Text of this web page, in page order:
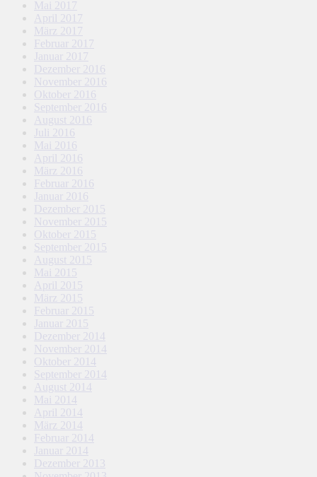
Mai 2017
April 2017
März 2017
Februar 2017
Januar 2017
Dezember 2016
November 2016
Oktober 2016
September 2016
August 2016
Juli 2016
Mai 2016
April 2016
März 2016
Februar 2016
Januar 2016
Dezember 2015
November 2015
Oktober 2015
September 2015
August 2015
Mai 2015
April 2015
März 2015
Februar 2015
Januar 2015
Dezember 2014
November 2014
Oktober 2014
September 2014
August 2014
Mai 2014
April 2014
März 2014
Februar 2014
Januar 2014
Dezember 2013